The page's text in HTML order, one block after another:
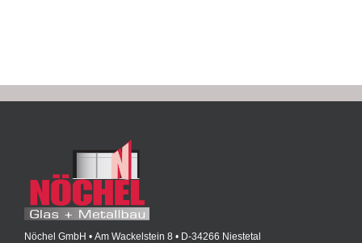
Nöchel GmbH • Am Wackelstein 8 • D-34266 Niestetal